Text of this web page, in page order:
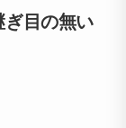
目の無い